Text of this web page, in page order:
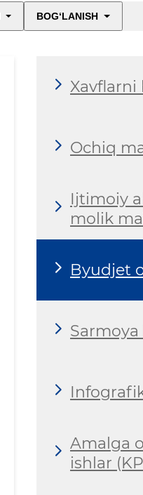
BOG‘LANISH
Xavflarni
Ochiq
Ijtimoiy
molik
Byudjet
Amalga
ishlar